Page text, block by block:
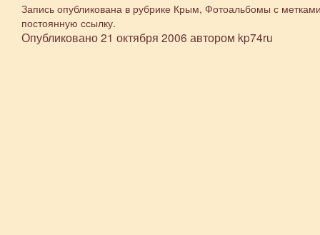
Запись опубликована в рубрике Крым, Фотоальбомы с
постоянную ссылку.
Опубликовано21 октября 2006 автором kp74ru